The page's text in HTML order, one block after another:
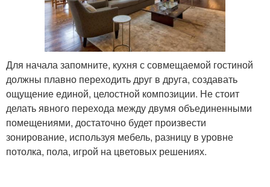
Для начала запомните, кухня с совмещаемой гостиной
должны плавно переходить друг в друга, создавать
ощущение единой, целостной композиции. Не стоит
делать явного перехода между двумя объединенными
помещениями, достаточно будет произвести
зонирование, используя мебель, разницу в уровне
потолка, пола, игрой на цветовых решениях.